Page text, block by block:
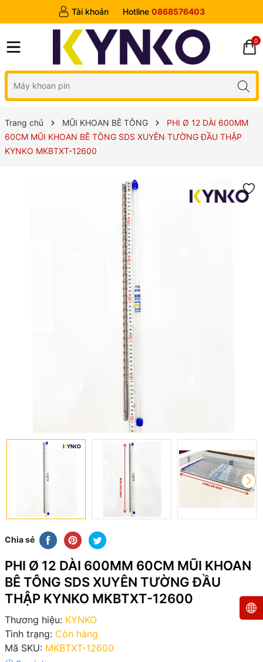
Tài khoản Hotline 0868576403
0
Trang chủ MŨI KHOAN BÊ TÔNG
PHI Ø 12 DÀI 600MM
60CM MŨI KHOAN BÊ TÔNG SDS XUYÊN TƯỜNG ĐẦU THẬP
KYNKO MKBTXT-12600
Chia sẻ
PHI Ø 12 DÀI 600MM 60CM MŨI KHOAN
BÊ TÔNG SDS XUYÊN TƯỜNG ĐẦU
THẬP KYNKO MKBTXT-12600
Thương hiệu: KYNKO
Tình trạng: Còn hàng
Mã SKU: MKBTXT-12600